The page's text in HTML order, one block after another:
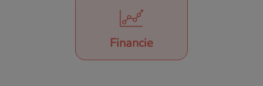
Financie